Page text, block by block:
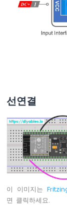
ESP32
튼
-
릴
레
이
ESP32
-
버
으
로
선연결
이 이미지는
면 클릭하세요.